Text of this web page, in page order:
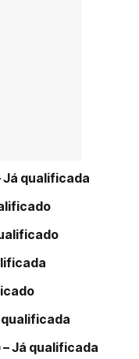
Já qualificada
qualificada
Já qualificada